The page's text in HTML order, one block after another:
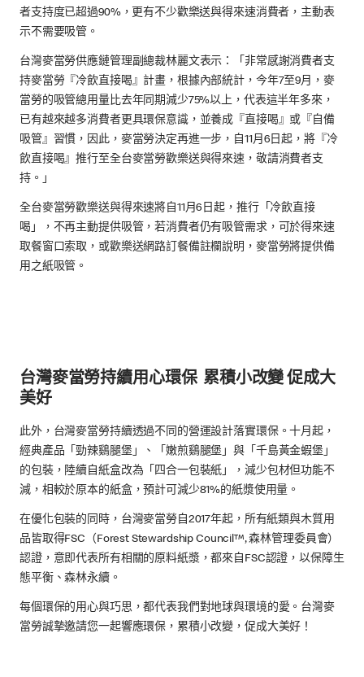
者支持度已超過90%，更有不少歡樂送與得來速消費者，主動表
示不需要吸管。
台灣麥當勞供應鏈管理副總裁林麗文表示：「非常感謝消費者支
持麥當勞『冷飲直接喝』計畫，根據內部統計，今年7至9月，麥
當勞的吸管總用量比去年同期減少75%以上，代表這半年多來，
已有越來越多消費者更具環保意識，並養成『直接喝』或『自備
吸管』習慣，因此，麥當勞決定再進一步，自11月6日起，將『冷
飲直接喝』推行至全台麥當勞歡樂送與得來速，敬請消費者支
持。」
全台麥當勞歡樂送與得來速將自11月6日起，推行「冷飲直接
喝」，不再主動提供吸管，若消費者仍有吸管需求，可於得來速
取餐窗口索取，或歡樂送網路訂餐備註欄說明，麥當勞將提供備
用之紙吸管。
台灣麥當勞持續用心環保 累積小改變 促成大
美好
此外，台灣麥當勞持續透過不同的營運設計落實環保。十月起，
經典產品「勁辣鷄腿堡」、「嫩煎鷄腿堡」與「千島黃金蝦堡」
的包裝，陸續自紙盒改為「四合一包裝紙」，減少包材但功能不
減，相較於原本的紙盒，預計可減少81%的紙漿使用量。
在優化包裝的同時，台灣麥當勞自2017年起，所有紙類與木質用
品皆取得FSC（Forest Stewardship Council™, 森林管理委員會）
認證，意即代表所有相關的原料紙漿，都來自FSC認證，以保障生
態平衡、森林永續。
每個環保的用心與巧思，都代表我們對地球與環境的愛。台灣麥
當勞誠摯邀請您一起響應環保，累積小改變，促成大美好！